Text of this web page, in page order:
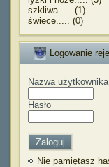
szkliwa..... (1)
świece..... (0)
Logowanie
Nazwa
Hasło
Nie pamiętasz